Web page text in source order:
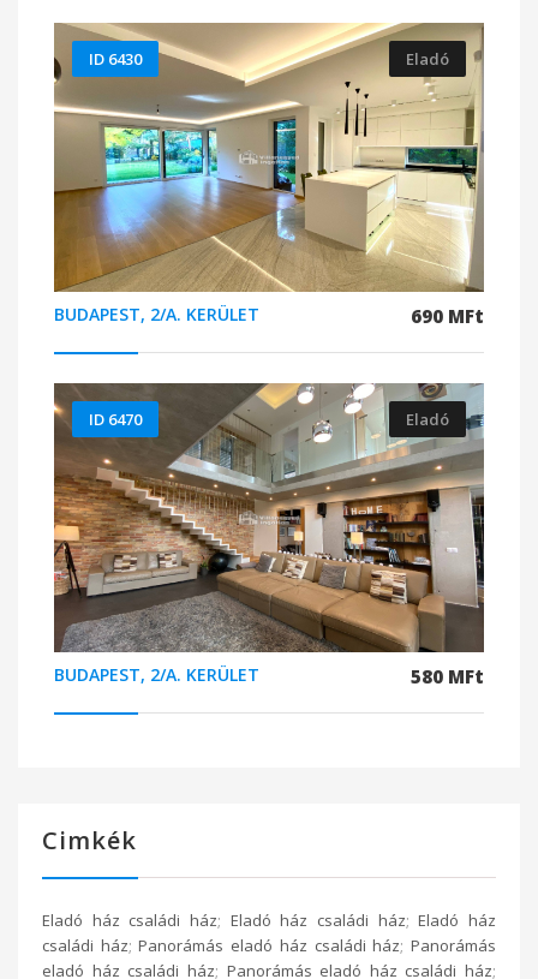
BUDAPEST, 2/A. KERÜLET 690 MFt
ID 6430 Eladó
BUDAPEST, 2/A. KERÜLET 580 MFt
ID 6470 Eladó
Cimkék
Eladó ház családi ház; Eladó ház családi ház;Eladó ház
családi ház;Panorámás eladó ház családi ház;Panorámás
eladó ház családi ház; Panorámás eladó ház családi ház;